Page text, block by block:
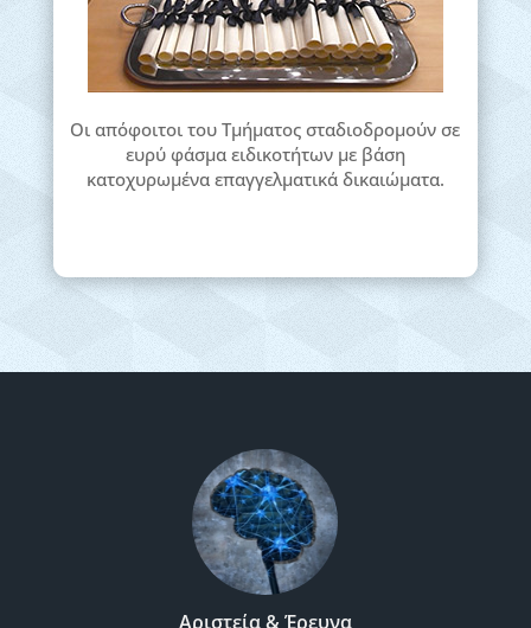
Οι απόφοιτοι του Τμήματος σταδιοδρομούν σε
ευρύ φάσμα ειδικοτήτων με βάση
κατοχυρωμένα επαγγελματικά δικαιώματα.
Αριστεία & Έρευνα